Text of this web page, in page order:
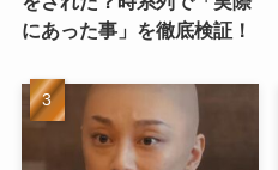
にあった事」を徹底検証！